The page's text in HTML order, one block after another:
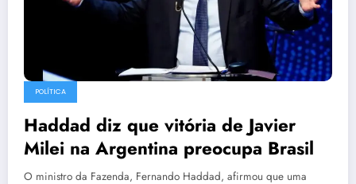
POLÍTICA
Haddad diz que vitória de Javier
Milei na Argentina preocupa Brasil
O ministro da Fazenda, Fernando Haddad, afirmou que uma